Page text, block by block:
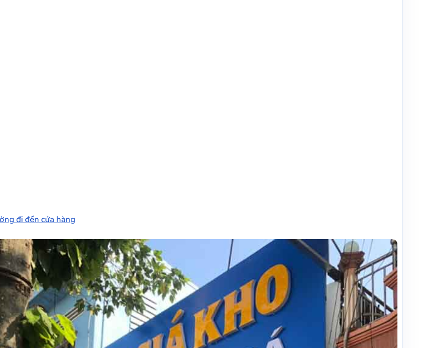
đi đến cửa hàng